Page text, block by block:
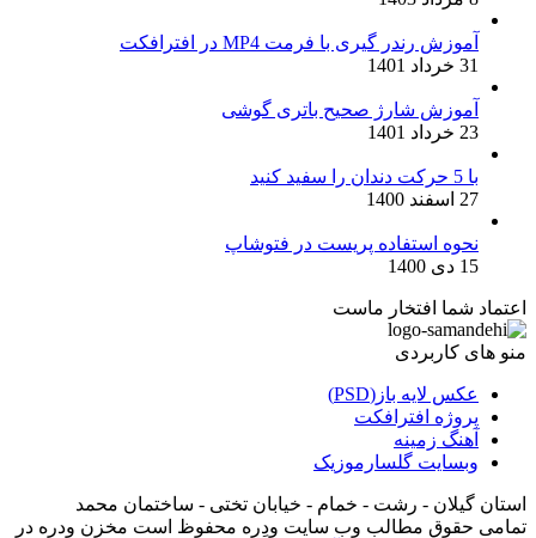
آموزش رندر گیری با فرمت MP4 در افترافکت
31 خرداد 1401
آموزش شارژ صحیح باتری گوشی
23 خرداد 1401
با 5 حرکت دندان را سفید کنید
27 اسفند 1400
نحوه استفاده پریست در فتوشاپ
15 دی 1400
اعتماد شما افتخار ماست
منو های کاربردی
عکس لایه باز(PSD)
پروژه افترافکت
آهنگ زمینه
وبسایت گلسارموزیک
استان گیلان - رشت - خمام - خیابان تختی - ساختمان محمد
تمامی حقوق مطالب وب سایت وِدِرِه محفوظ است مخزن ودره در